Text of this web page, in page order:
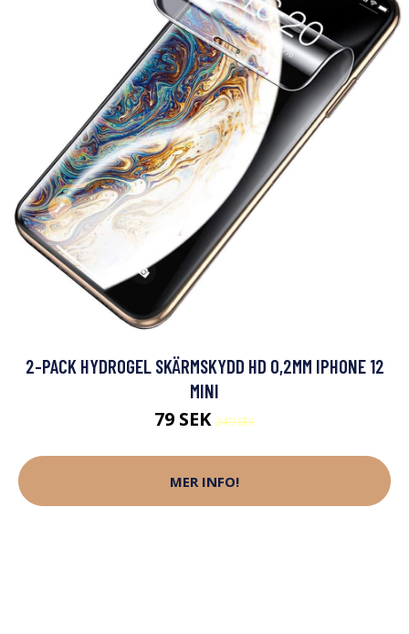
2-PACK HYDROGEL SKÄRMSKYDD HD 0,2MM IPHONE 12
MINI
79 SEK 249 SEK
MER INFO!